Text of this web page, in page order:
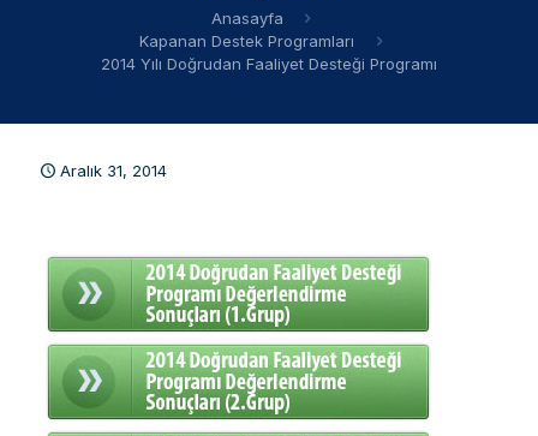
Anasayfa
Kapanan Destek Programları
2014 Yılı Doğrudan Faaliyet Desteği Programı
Aralık 31, 2014